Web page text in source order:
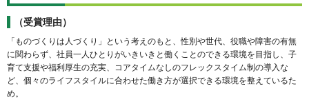
（受賞理由）
「ものづくりは人づくり」という考えのもと、性別や世代、役職や障害の有無
に関わらず、社員一人ひとりがいきいきと働くことのできる環境を目指し、子
育て支援や福利厚生の充実、コアタイムなしのフレックスタイム制の導入な
ど、個々のライフスタイルに合わせた働き方が選択できる環境を整えているた
め。